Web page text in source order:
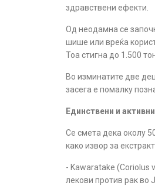
здравствени ефекти.
Од неодамна се
шишe или вреќа
Тоа стигна до 1.500
Во изминатите две
засега е помалку
Единствени и
Се смета дека околу
како извор за
- Kawaratake (Coriolus
лекови против рак во